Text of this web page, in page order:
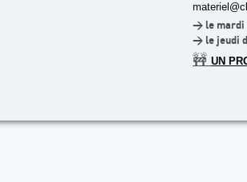
> le mardi
> le jeudi
🚧 UN